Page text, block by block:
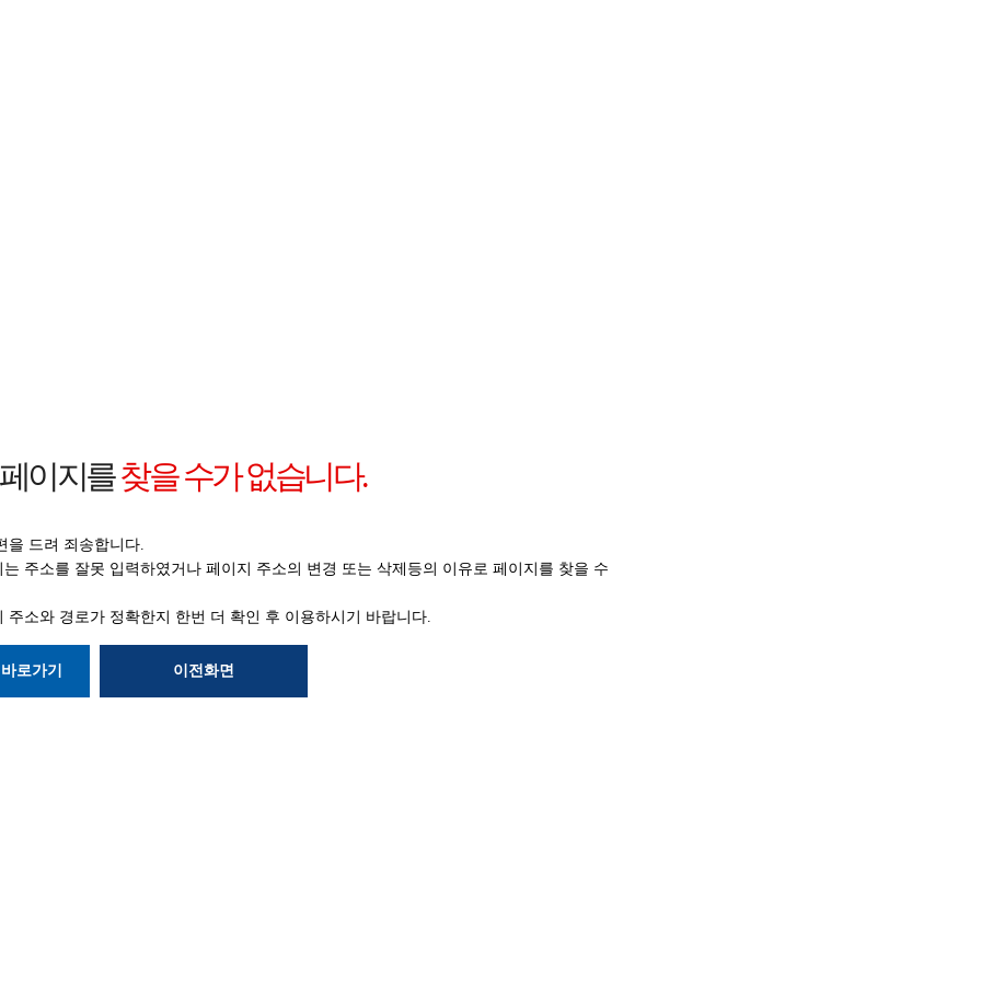
이지를찾을 수가 없습니다.
을 드려 죄송합니다.
주소를 잘못 입력하였거나 페이지 주소의 변경 또는 삭제등의 이유로 페이지를 찾을 수
주소와 경로가 정확한지 한번 더 확인 후 이용하시기 바랍니다.
로가기 이전화면